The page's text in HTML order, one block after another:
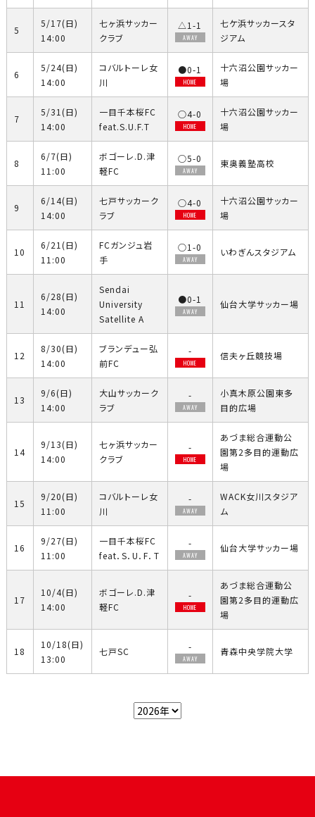
5
5/17(日)
14:00
七ヶ浜サッカー
クラブ
△1-1
AWAY
七ケ浜サッカースタ
ジアム
6
5/24(日)
14:00
コバルトーレ女
川
●0-1
HOME
十六沼公園サッカー
場
7
5/31(日)
14:00
一目千本桜FC
feat.S.U.F.T
○4-0
HOME
十六沼公園サッカー
場
8
6/7(日)
11:00
ボゴーレ.D.津
軽FC
○5-0
AWAY
東奥義塾高校
9
6/14(日)
14:00
七戸サッカーク
ラブ
○4-0
HOME
十六沼公園サッカー
場
10
6/21(日)
11:00
FCガンジュ岩
手
○1-0
AWAY
いわぎんスタジアム
11
6/28(日)
14:00
Sendai
University
Satellite A
●0-1
AWAY
仙台大学サッカー場
12
8/30(日)
14:00
ブランデュー弘
前FC
-
HOME
信夫ヶ丘競技場
13
9/6(日)
14:00
大山サッカーク
ラブ
-
AWAY
小真木原公園東多
目的広場
14
9/13(日)
14:00
七ヶ浜サッカー
クラブ
-
HOME
あづま総合運動公
園第2多目的運動広
場
15
9/20(日)
11:00
コバルトーレ女
川
-
AWAY
WACK女川スタジア
ム
16
9/27(日)
11:00
一目千本桜FC
feat．S．U．F．T
-
AWAY
仙台大学サッカー場
17
10/4(日)
14:00
ボゴーレ.D.津
軽FC
-
HOME
あづま総合運動公
園第2多目的運動広
場
18
10/18(日)
13:00
七戸SC -
AWAY
青森中央学院大学